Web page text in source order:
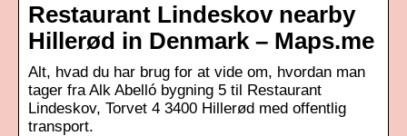
Restaurant Lindeskov nearby
Hillerød in Denmark – Maps.me
Alt, hvad du har brug for at vide om, hvordan man
tager fra Alk Abelló bygning 5 til Restaurant
Lindeskov, Torvet 4 3400 Hillerød med offentlig
transport.